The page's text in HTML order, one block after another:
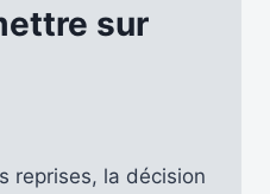
sur
reprises, la décision